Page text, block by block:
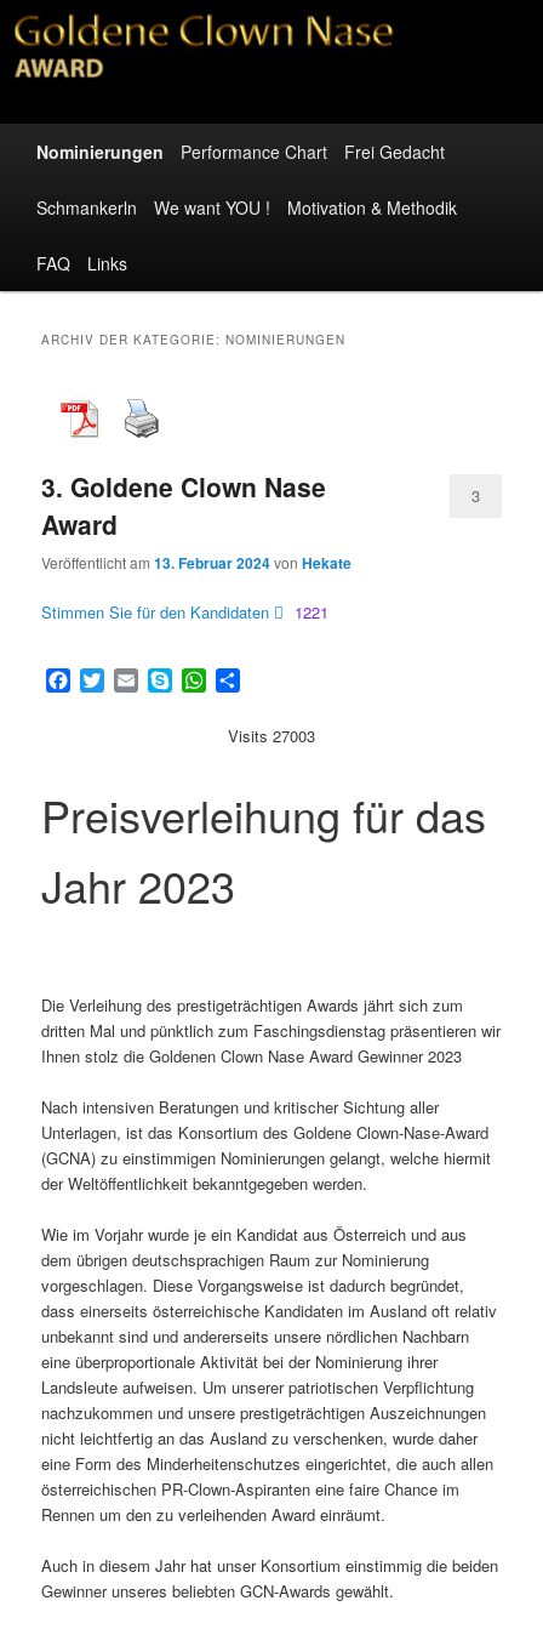
Zum
Inhalt
wechseln
Zum
sekundären
Inhalt
Gemeinnützige Plattform zur Aufklärung der Bevölkerung
Nominierungen Performance Chart Frei Gedacht
Schmankerln We want YOU ! Motivation & Methodik
FAQ Links
ARCHIV DER KATEGORIE:NOMINIERUNGEN
3. Goldene Clown Nase
Award
Veröffentlicht am13. Februar 2024vonHekate
3
Stimmen Sie für den Kandidaten 1221
Facebook
TwitterEmailSkypeWhatsApp
Visits 27003
Preisverleihung für das
Jahr 2023
Die Verleihung des prestigeträchtigen Awards jährt sich zum
dritten Mal und pünktlich zum Faschingsdienstag präsentieren wir
Ihnen stolz die Goldenen Clown Nase Award Gewinner 2023
Nach intensiven Beratungen und kritischer Sichtung aller
Unterlagen, ist das Konsortium des Goldene Clown-Nase-Award
(GCNA) zu einstimmigen Nominierungen gelangt, welche hiermit
der Weltöffentlichkeit bekanntgegeben werden.
Wie im Vorjahr wurde je ein Kandidat aus Österreich und aus
dem übrigen deutschsprachigen Raum zur Nominierung
vorgeschlagen. Diese Vorgangsweise ist dadurch begründet,
dass einerseits österreichische Kandidaten im Ausland oft relativ
unbekannt sind und andererseits unsere nördlichen Nachbarn
eine überproportionale Aktivität bei der Nominierung ihrer
Landsleute aufweisen. Um unserer patriotischen Verpflichtung
nachzukommen und unsere prestigeträchtigen Auszeichnungen
nicht leichtfertig an das Ausland zu verschenken, wurde daher
eine Form des Minderheitenschutzes eingerichtet, die auch allen
österreichischen PR-Clown-Aspiranten eine faire Chance im
Rennen um den zu verleihenden Award einräumt.
Auch in diesem Jahr hat unser Konsortium einstimmig die beiden
Gewinner unseres beliebten GCN-Awards gewählt.